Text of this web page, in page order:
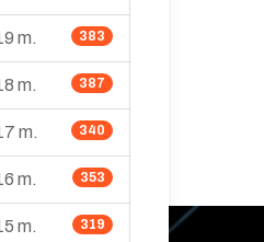
383
m.
387
m.
340
m.
353
m.
319
m.